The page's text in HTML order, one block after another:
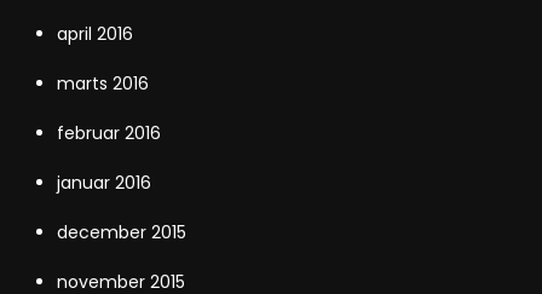
april 2016
marts 2016
februar 2016
januar 2016
december 2015
november 2015